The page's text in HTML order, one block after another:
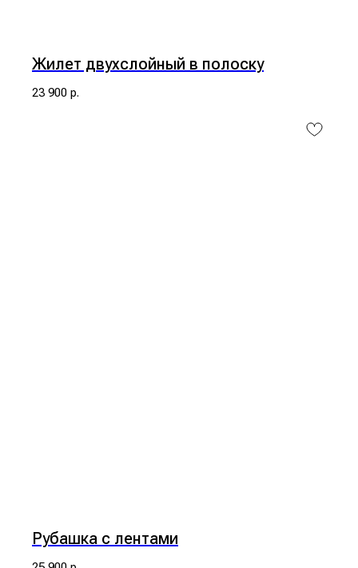
Жилет двухслойный в полоску
23 900 р.
Рубашка с лентами